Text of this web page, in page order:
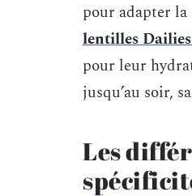
pour adapter
lentilles
pour leur
jusqu’au soir,
Les